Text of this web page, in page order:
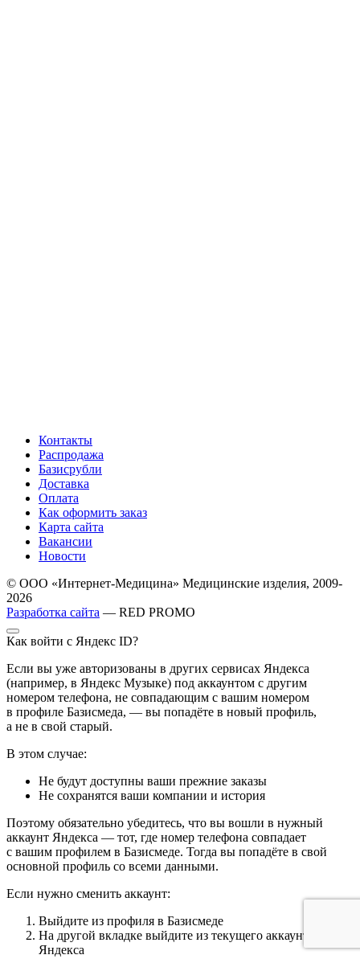
Контакты
Распродажа
Базисрубли
Доставка
Оплата
Как оформить заказ
Карта сайта
Вакансии
Новости
© ООО «Интернет-Медицина» Медицинские изделия, 2009-
2026
Разработка сайта — RED PROMO
Как войти с Яндекс ID?
Если вы уже авторизованы в других сервисах Яндекса
(например, в Яндекс Музыке) под аккаунтом с другим
номером телефона, не совпадающим с вашим номером
в профиле Базисмеда, — вы попадёте в новый профиль,
а не в свой старый.
В этом случае:
Не будут доступны ваши прежние заказы
Не сохранятся ваши компании и история
Поэтому обязательно убедитесь, что вы вошли в нужный
аккаунт Яндекса — тот, где номер телефона совпадает
с вашим профилем в Базисмеде. Тогда вы попадёте в свой
основной профиль со всеми данными.
Если нужно сменить аккаунт:
Выйдите из профиля в Базисмеде
На другой вкладке выйдите из текущего аккаунта
Яндекса